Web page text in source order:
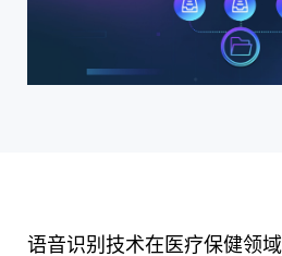
语音识别技术在医疗保健领